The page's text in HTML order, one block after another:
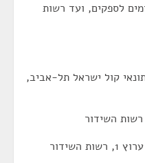
לספקים, ועד רשות
קול ישראל תל-אביב,
השידור